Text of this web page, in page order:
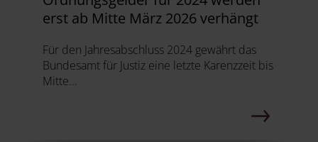
erst ab Mitte März 2026 verhängt
Für den Jahresabschluss 2024 gewährt das
Bundesamt für Justiz eine letzte Karenzzeit bis
Mitte...